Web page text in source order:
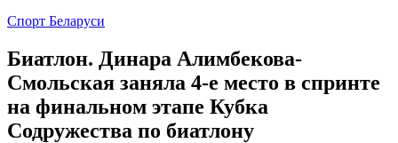
Спорт Беларуси
Биатлон. Динара Алимбекова-
Смольская заняла 4-е место в спринте
на финальном этапе Кубка
Содружества по биатлону